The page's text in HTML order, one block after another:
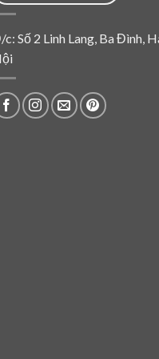
Số 2 Linh Lang, Ba Đình,